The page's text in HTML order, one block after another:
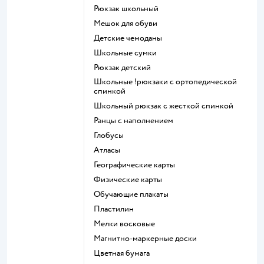
Рюкзак школьный
Мешок для обуви
Детские чемоданы
Школьные сумки
Рюкзак детский
Школьные !рюкзаки с ортопедической
спинкой
Школьный рюкзак с жесткой спинкой
Ранцы с наполнением
Глобусы
Атласы
Географические карты
Физические карты
Обучающие плакаты
Пластилин
Мелки восковые
Магнитно-маркерные доски
Цветная бумага